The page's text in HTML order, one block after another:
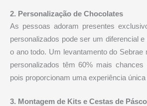
2. Personalização de Chocolates
As pessoas adoram presentes
personalizados pode ser um diferencial e
o ano todo. Um levantamento do Sebrae
personalizados têm 60% mais chances
pois proporcionam uma experiência
3. Montagem de Kits e Cestas de